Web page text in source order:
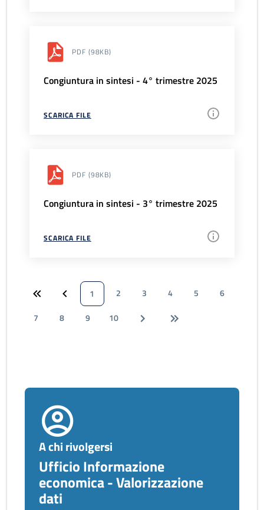
PDF (98KB)
Congiuntura in sintesi - 4° trimestre 2025
SCARICA FILE
PDF (98KB)
Congiuntura in sintesi - 3° trimestre 2025
SCARICA FILE
1 2 3 4 5
6
7
8 9 10
A chi rivolgersi
Ufficio Informazione
economica - Valorizzazione
dati